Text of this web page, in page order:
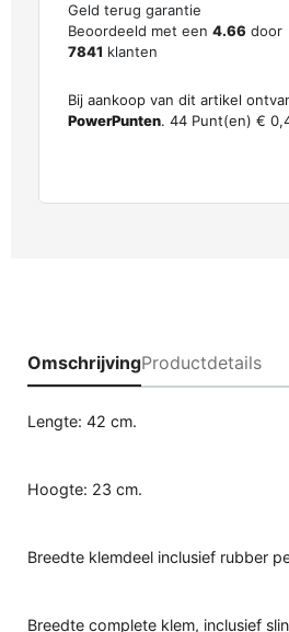
Geld terug garantie
Beoordeeld met een 4.66 door
7841 klanten
Bij aankoop van dit artikel
PowerPunten. 44 Punt(en) €
OmschrijvingProductdetails
Lengte: 42 cm.
Hoogte: 23 cm.
Breedte klemdeel inclusief rubber
Breedte complete klem, inclusief